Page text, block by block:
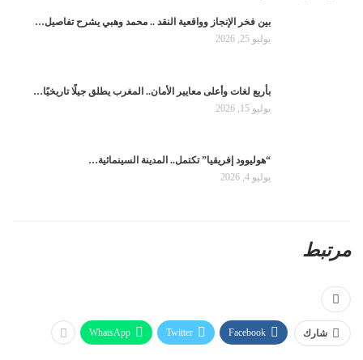
بين فخر الإنجاز وواقعية النقد .. محمد وهبي يشرح تفاصيل…
يوليو 25, 2026
بأربع لغات وأعلى معايير الأمان.. المغرب يطلق جيلًا تاريخيًا…
يوليو 15, 2026
“هوليوود إفريقيا” تكتمل.. المدينة السينمائية…
يوليو 4, 2026
مرتبط
شارك Facebook
Twitter
WhatsApp